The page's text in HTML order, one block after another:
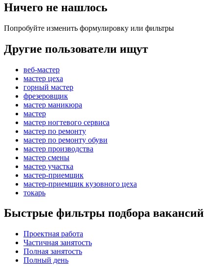
Ничего не нашлось
Попробуйте изменить формулировку или фильтры
Другие пользователи ищут
веб-мастер
мастер цеха
горный мастер
фрезеровщик
мастер маникюра
мастер
мастер ногтевого сервиса
мастер по ремонту
мастер по ремонту обуви
мастер производства
мастер смены
мастер участка
мастер-приемщик
мастер-приемщик кузовного цеха
токарь
Быстрые фильтры подбора вакансий
Проектная работа
Частичная занятость
Полная занятость
Полный день